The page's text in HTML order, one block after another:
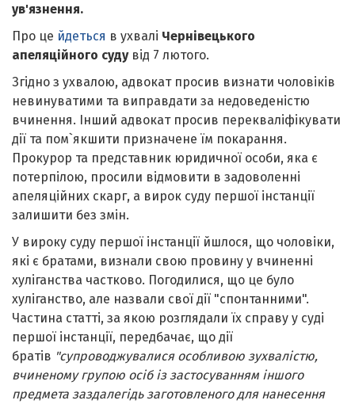
ув'язнення.
Про це йдеться в ухвалі Чернівецького
апеляційного суду від 7 лютого.
Згідно з ухвалою, адвокат просив визнати чоловіків
невинуватими та виправдати за недоведеністю
вчинення. Інший адвокат просив перекваліфікувати
дії та пом`якшити призначене їм покарання.
Прокурор та представник юридичної особи, яка є
потерпілою, просили відмовити в задоволенні
апеляційних скарг, а вирок суду першої інстанції
залишити без змін.
У вироку суду першої інстанції йшлося, що чоловіки,
які є братами, визнали свою провину у вчиненні
хуліганства частково. Погодилися, що це було
хуліганство, але назвали свої дії "спонтанними".
Частина статті, за якою розглядали їх справу у суді
першої інстанції, передбачає, що дії
братів "супроводжувалися особливою зухвалістю,
вчиненому групою осіб із застосуванням іншого
предмета заздалегідь заготовленого для нанесення